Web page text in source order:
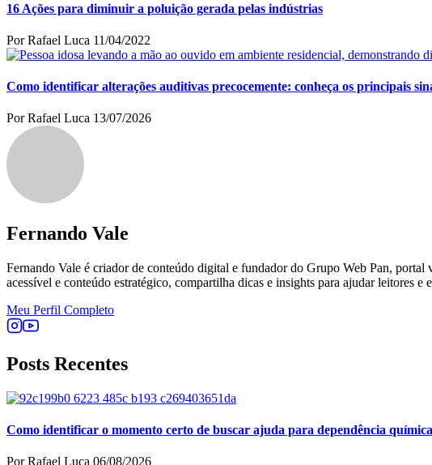
16 Ações para diminuir a poluição gerada pelas indústrias
Por Rafael Luca 11/04/2022
Como identificar alterações auditivas precocemente: conheça os principais
Por Rafael Luca 13/07/2026
Fernando Vale
Fernando Vale é criador de conteúdo digital e fundador do Grupo Web Pan,
acessível e conteúdo estratégico, compartilha dicas e insights para ajudar leitores e
Meu Perfil Completo
Posts Recentes
Como identificar o momento certo de buscar ajuda para dependência química
Por Rafael Luca 06/08/2026